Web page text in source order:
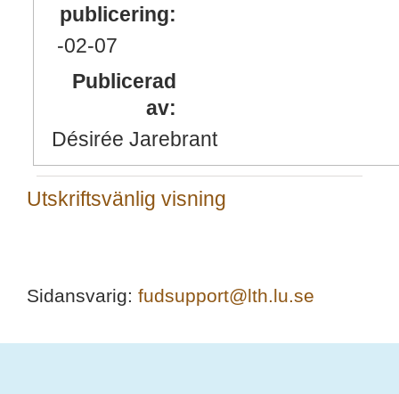
publicering:
-02-07
Publicerad
av:
Désirée Jarebrant
Utskriftsvänlig visning
Sidansvarig: fudsupport@lth.lu.se